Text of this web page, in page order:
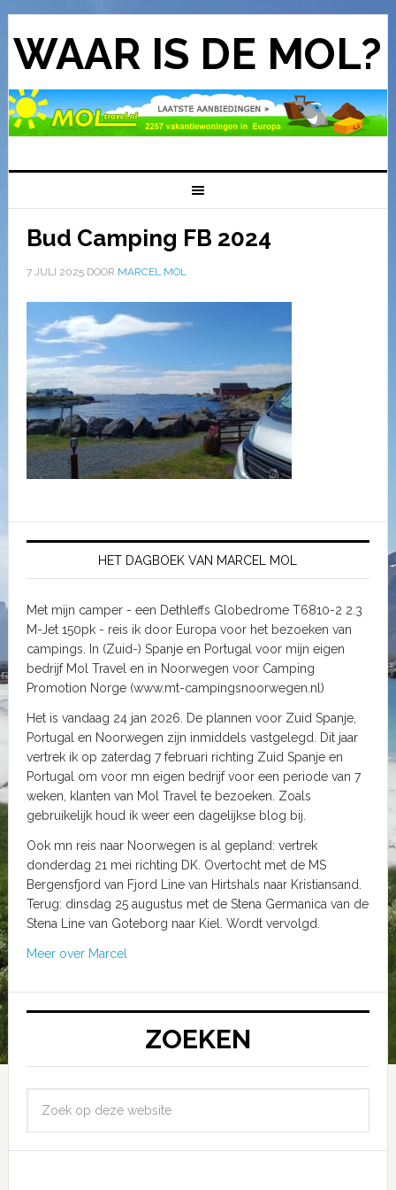
WAAR IS DE MOL?
Bud Camping FB 2024
7 JULI 2025DOOR MARCEL MOL
HET DAGBOEK VAN MARCEL MOL
Met mijn camper - een Dethleffs Globedrome T6810-2 2.3
M-Jet 150pk - reis ik door Europa voor het bezoeken van
campings. In (Zuid-) Spanje en Portugal voor mijn eigen
bedrijf Mol Travel en in Noorwegen voor Camping
Promotion Norge (www.mt-campingsnoorwegen.nl)
Het is vandaag 24 jan 2026. De plannen voor Zuid Spanje,
Portugal en Noorwegen zijn inmiddels vastgelegd. Dit jaar
vertrek ik op zaterdag 7 februari richting Zuid Spanje en
Portugal om voor mn eigen bedrijf voor een periode van 7
weken, klanten van Mol Travel te bezoeken. Zoals
gebruikelijk houd ik weer een dagelijkse blog bij.
Ook mn reis naar Noorwegen is al gepland: vertrek
donderdag 21 mei richting DK. Overtocht met de MS
Bergensfjord van Fjord Line van Hirtshals naar Kristiansand.
Terug: dinsdag 25 augustus met de Stena Germanica van de
Stena Line van Goteborg naar Kiel. Wordt vervolgd.
Meer over Marcel
ZOEKEN